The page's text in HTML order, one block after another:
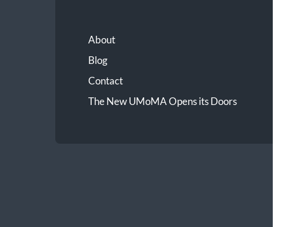
About
Blog
Contact
The New UMoMA Opens its Doors